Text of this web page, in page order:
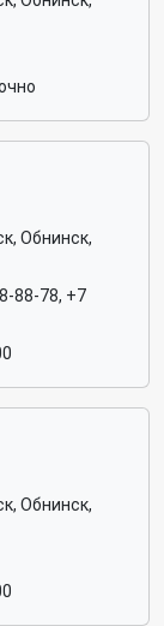
Обнинск,
88-78, +7
Обнинск,